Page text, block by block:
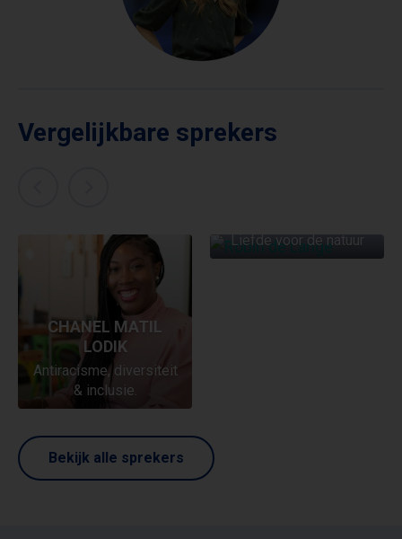
Vergelijkbare sprekers
CHANEL MATIL
LODIK
Antiracisme, diversiteit
& inclusie.
Liefde voor de natuur
Bekijk alle sprekers